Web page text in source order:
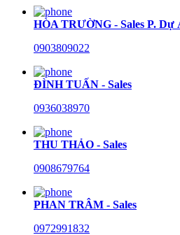
HÒA TRƯỜNG - Sales P. Dự
0903809022
ĐÌNH TUẤN - Sales
0936038970
THU THẢO - Sales
0908679764
PHAN TRÂM - Sales
0972991832